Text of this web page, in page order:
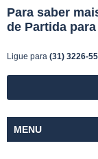
Para saber
de Partida
Ligue para (31) 3226-
MENU